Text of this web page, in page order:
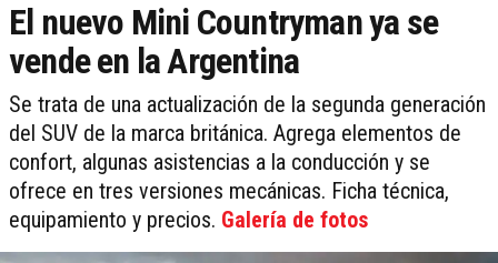
El nuevo Mini Countryman ya se
vende en la Argentina
Se trata de una actualización de la segunda generación
del SUV de la marca británica. Agrega elementos de
confort, algunas asistencias a la conducción y se
ofrece en tres versiones mecánicas. Ficha técnica,
equipamiento y precios. Galería de fotos